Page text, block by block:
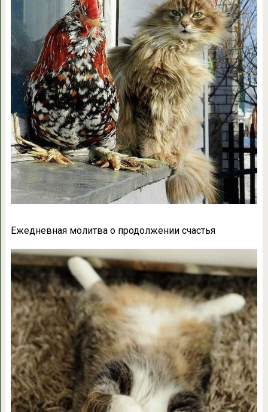
Ежедневная молитва о продолжении счастья